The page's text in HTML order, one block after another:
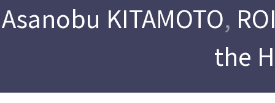
Asanobu KITAMOTO,
the